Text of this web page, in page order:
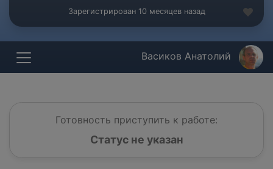
Зарегистрирован 10 месяцев назад
Васиков Анатолий
Готовность приступить к работе:
Статус не указан